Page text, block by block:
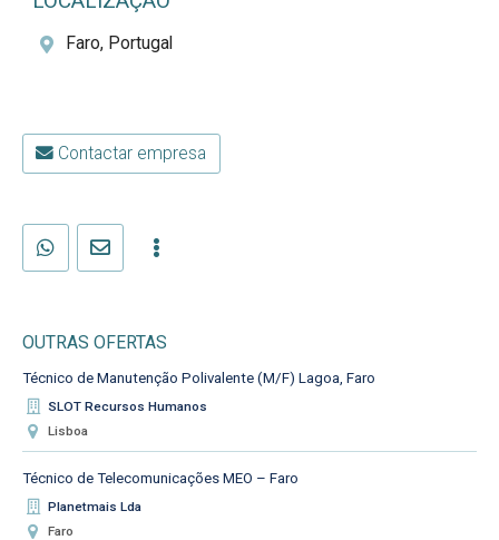
Faro, Portugal
Contactar empresa
OUTRAS OFERTAS
Técnico de Manutenção Polivalente (M/F) Lagoa, Faro
SLOT Recursos Humanos
Lisboa
Técnico de Telecomunicações MEO – Faro
Planetmais Lda
Faro